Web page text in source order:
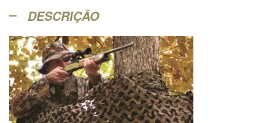
DESCRIÇÃO